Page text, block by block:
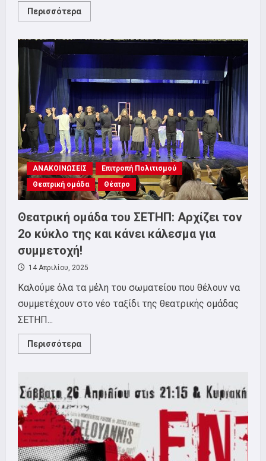
Περισσότερα
more
ΝΤΟΚΙΜΑΝΤΕΡ
“NO
LAND”
ΑΝΑΚΟΙΝΩΣΕΙΣ
Επιτροπή Πολιτισμού
Θεατρική ομάδα
Θέατρο
Θεατρική ομάδα του ΣΕΤΗΠ: Αρχίζει τον
2ο κύκλο της και κάνει κάλεσμα για
συμμετοχή!
14 Απριλίου, 2025
Καλούμε όλα τα μέλη του σωματείου που θέλουν να
συμμετέχουν στο νέο ταξίδι της θεατρικής ομάδας
ΣΕΤΗΠ...
Περισσότερα
more
του
ΣΕΤΗΠ:
Αρχίζει
τον
2ο
κύκλο
της
και
κάνει